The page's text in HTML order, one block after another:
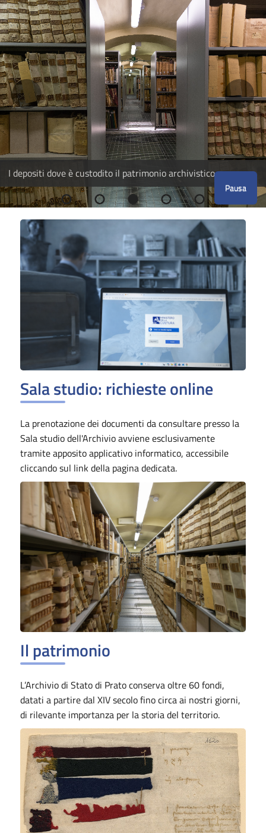
I depositi dove è custodito il patrimonio archivistico
Pausa
Sala studio: richieste online
La prenotazione dei documenti da consultare presso la
Sala studio dell'Archivio avviene esclusivamente
tramite apposito applicativo informatico, accessibile
cliccando sul link della pagina dedicata.
Il patrimonio
L’Archivio di Stato di Prato conserva oltre 60 fondi,
datati a partire dal XIV secolo fino circa ai nostri giorni,
di rilevante importanza per la storia del territorio.